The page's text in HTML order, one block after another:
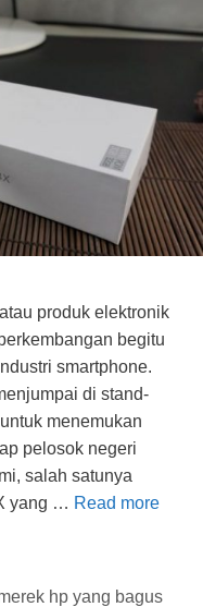
produk elektronik
begitu
smartphone.
di stand-
menemukan
pelosok negeri
salah satunya
yang … Read more
hp yang bagus